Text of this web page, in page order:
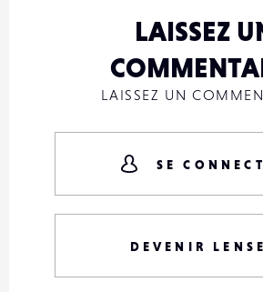
LAISSEZ
LAISSEZ UN
SE
DEVENIR